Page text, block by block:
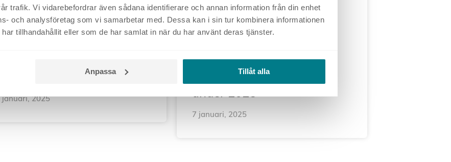
trafik. Vi vidarebefordrar även sådana identifierare och annan information från din enhet
och analysföretag som vi samarbetar med. Dessa kan i sin tur kombinera informationen
tillhandahållit eller som de har samlat in när du har använt deras tjänster.
Anpassa Tillåt alla
januari, 2025
som kommer att prägla
marknadschefens arbete
under 2025
7 januari, 2025